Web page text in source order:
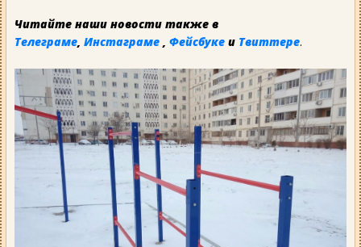
Читайте наши новости также в
Телеграме Инстаграме Фейсбуке и Твиттере.